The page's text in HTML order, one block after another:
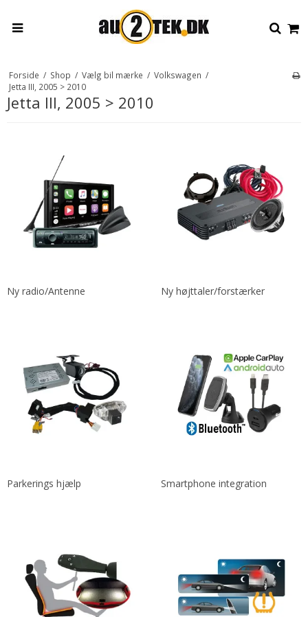
Forside / Shop / Vælg bil mærke / Volkswagen /
Jetta III, 2005 > 2010
Jetta III, 2005 > 2010
Ny radio/Antenne Ny højttaler/forstærker
Parkerings hjælp Smartphone integration